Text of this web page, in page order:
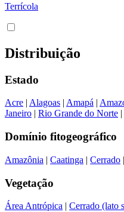
Terrícola
Distribuição
Estado
Acre | Alagoas | Amapá |
Janeiro | Rio Grande do Norte |
Domínio fitogeográfico
Amazônia | Caatinga | Cerrado |
Vegetação
Área Antrópica | Cerrado (lato